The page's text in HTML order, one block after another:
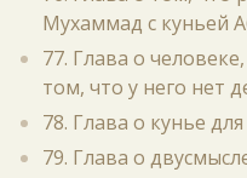
Мухаммад с куньей
77. Глава о
том, что у него нет
78. Глава о кунье
79. Глава о